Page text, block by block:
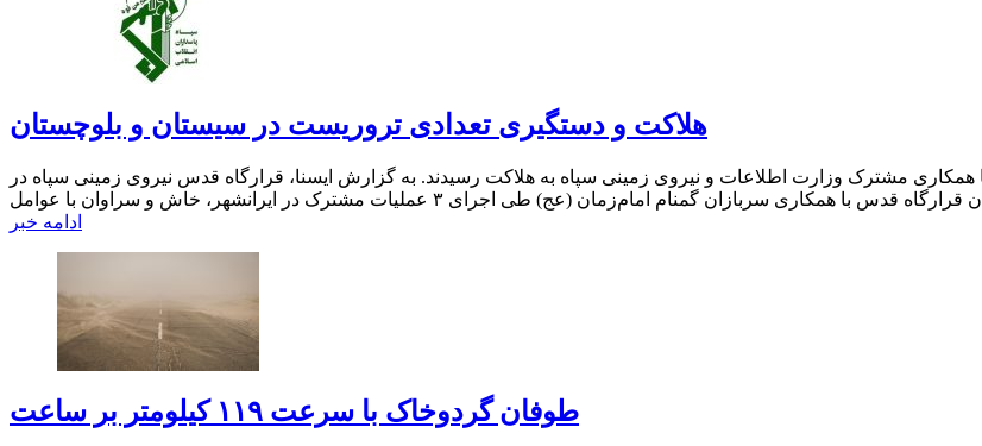
هلاکت و دستگیری تعدادی ‌تروریست‌ در سیستان و بلوچستان
همکاری مشترک وزارت اطلاعات و نیروی زمینی سپاه به هلاکت رسیدند. به گزارش ایسنا، قرارگاه قدس نیروی زمینی سپاه در
ادامه خبر
طوفان گردوخاک با سرعت ۱۱۹ کیلومتر بر ساعت